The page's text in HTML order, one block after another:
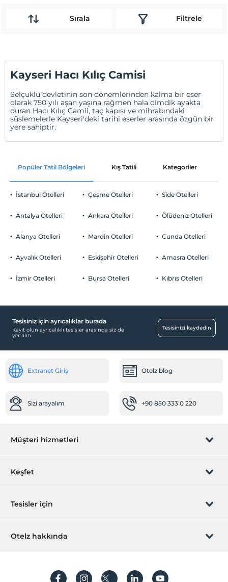
Sırala Filtrele
Kayseri Hacı Kılıç Camisi
Selçuklu devletinin son dönemlerinden kalma bir eser
olarak 750 yılı aşan yaşına rağmen hala dimdik ayakta
duran Hacı Kılıç Camii, taç kapısı ve mihrabındaki
süslemelerle Kayseri'deki tarihi eserler arasında özgün bir
yere sahiptir.
Popüler Tatil Bölgeleri Kış Tatili Kategoriler
İstanbul Otelleri
Antalya Otelleri
Alanya Otelleri
Ayvalık Otelleri
İzmir Otelleri
Çeşme Otelleri
Ankara Otelleri
Mardin Otelleri
Eskişehir Otelleri
Bursa Otelleri
Side Otelleri
Ölüdeniz Otelleri
Cunda Otelleri
Amasra Otelleri
Kıbrıs Otelleri
Tesisiniz için ayrıcalıklar burada
Kayıt olun ayrıcalıklı tesisler arasında siz de
yer alın
Tesisinizi kaydedin
Extranet Giriş Otelz blog
Sizi arayalım +90 850 333 0 220
Müşteri hizmetleri
Rezervasyon yönet
Sıkça sorulan sorular
Keşfet
Hediye Kart
Hesap oluştur
Tesisler için
Hemen tesisinizi ekleyin
Otelz hakkında